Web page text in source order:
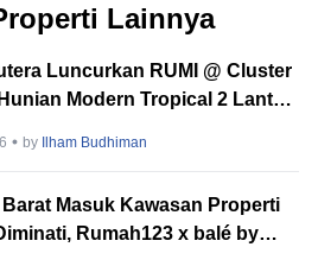
Lainnya
Luncurkan RUMI @ Cluster
Modern Tropical 2 Lantai
by Ilham Budhiman
Masuk Kawasan Properti
Rumah123 x balé by